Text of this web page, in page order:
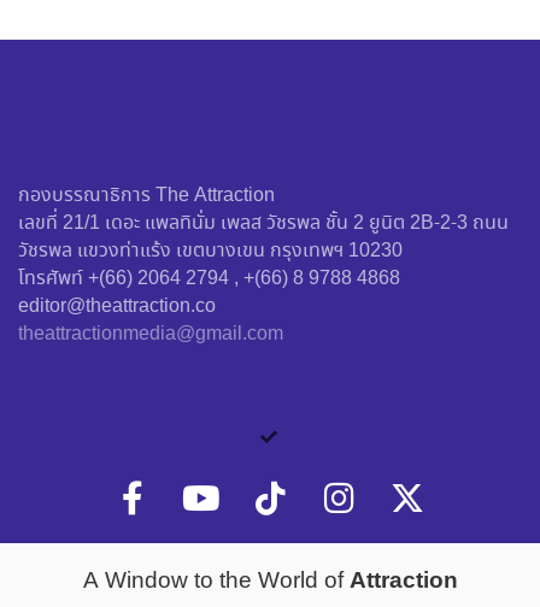
กองบรรณาธิการ The Attraction
เลขที่ 21/1 เดอะ แพลทินั่ม เพลส วัชรพล ชั้น 2 ยูนิต 2B-2-3 ถนน
วัชรพล แขวงท่าแร้ง เขตบางเขน กรุงเทพฯ 10230
โทรศัพท์ +(66) 2064 2794 , +(66) 8 9788 4868
editor@theattraction.co
theattractionmedia@gmail.com
A Window to the World ofAttraction